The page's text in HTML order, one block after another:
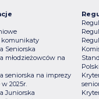
komunikaty
Seniorska
młodzieżowców na
seniorska na imprezy
2025r.
Juniorska